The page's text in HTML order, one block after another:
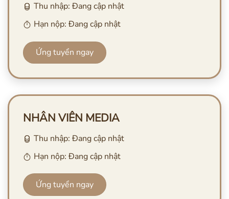
Thu nhập: Đang cập nhật
Hạn nộp: Đang cập nhật
Ứng tuyển ngay
NHÂN VIÊN MEDIA
Thu nhập: Đang cập nhật
Hạn nộp: Đang cập nhật
Ứng tuyển ngay